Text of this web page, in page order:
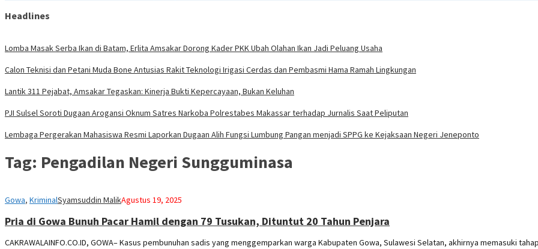
Headlines
Lomba Masak Serba Ikan di Batam, Erlita Amsakar Dorong Kader PKK Ubah Olahan Ikan Jadi Peluang Usaha
Calon Teknisi dan Petani Muda Bone Antusias Rakit Teknologi Irigasi Cerdas dan Pembasmi Hama Ramah Lingkungan
Lantik 311 Pejabat, Amsakar Tegaskan: Kinerja Bukti Kepercayaan, Bukan Keluhan
PJI Sulsel Soroti Dugaan Arogansi Oknum Satres Narkoba Polrestabes Makassar terhadap Jurnalis Saat Peliputan
Lembaga Pergerakan Mahasiswa Resmi Laporkan Dugaan Alih Fungsi Lumbung Pangan menjadi SPPG ke Kejaksaan Negeri Jeneponto
Tag: Pengadilan Negeri Sungguminasa
Gowa, KriminalSyamsuddin MalikAgustus 19, 2025
Pria di Gowa Bunuh Pacar Hamil dengan 79 Tusukan, Dituntut 20 Tahun Penjara
CAKRAWALAINFO.CO.ID, GOWA– Kasus pembunuhan sadis yang menggemparkan warga Kabupaten Gowa, Sulawesi Selatan, akhirnya memasuki tahap